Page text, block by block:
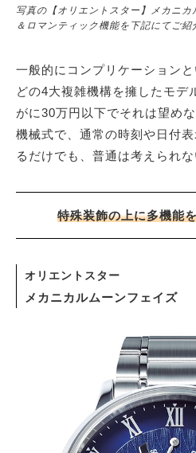
写真の【オリエントスター】メカニ
＆ロマンティック機能を下記にてご紹
一般的にコンプリケーション
どの4大複雑機構を擁したモデ
がに30万円以下でそれは望め
機械式で、通常の時刻や日付
るだけでも、普通は考えられな
特殊装飾の上に多機能
オリエントスター
メカニカルムーンフェイズ